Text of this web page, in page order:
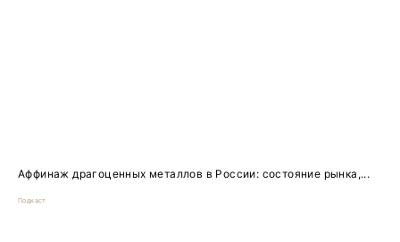
Аффинаж драгоценных металлов в России: состояние рынка,...
Подкаст